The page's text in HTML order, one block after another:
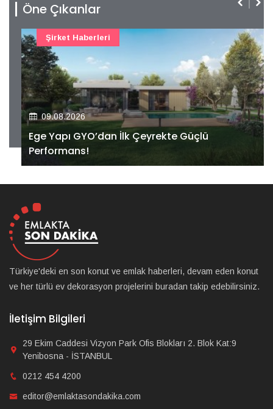
Öne Çıkanlar
09.08.2026
Ege Yapı GYO’dan İlk Çeyrekte Güçlü
Performans!
Şirket Haberleri
Türkiye'deki en son konut ve emlak haberleri, devam eden konut
ve her türlü ev dekorasyon projelerini buradan takip edebilirsiniz.
İletişim Bilgileri
29 Ekim Caddesi Vizyon Park Ofis Blokları 2. Blok Kat:9
Yenibosna - İSTANBUL
0212 454 4200
editor@emlaktasondakika.com